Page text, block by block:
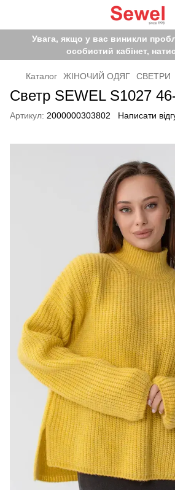
Увага, якщо у вас виникли
особистий кабінет,
Каталог ЖІНОЧИЙ ОДЯГ СВЕТРИ
Светр SEWEL S1027
Артикул: 2000000303802 Написати